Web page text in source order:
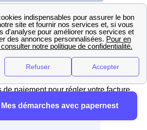
concernant l'énergie à
l'installation à la résiliation
payer sa facture EDF à Horbourg-
et Horbourgeois, il existe
de paiement pour régler votre facture
une flexibilité adaptée à vos besoins.
Mes démarches avec papernest